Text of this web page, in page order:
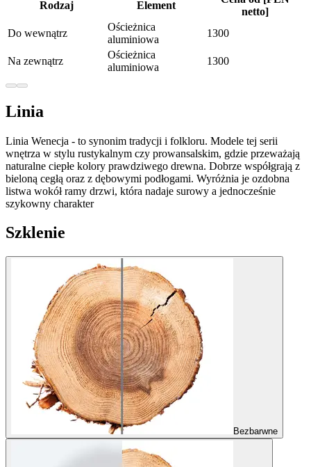
Rodzaj Element
netto]
Do wewnątrz
Ościeżnica
aluminiowa
1300
Na zewnątrz
Ościeżnica
aluminiowa
1300
Linia
Linia Wenecja - to synonim tradycji i folkloru. Modele tej serii
wnętrza w stylu rustykalnym czy prowansalskim, gdzie przeważają
naturalne ciepłe kolory prawdziwego drewna. Dobrze współgrają z
bieloną cegłą oraz z dębowymi podłogami. Wyróżnia je ozdobna
listwa wokół ramy drzwi, która nadaje surowy a jednocześnie
szykowny charakter
Szklenie
Bezbarwne